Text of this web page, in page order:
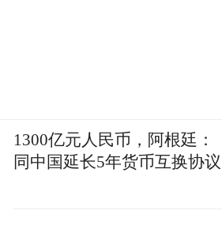
1300亿元人民币，阿根廷：
同中国延长5年货币互换协议